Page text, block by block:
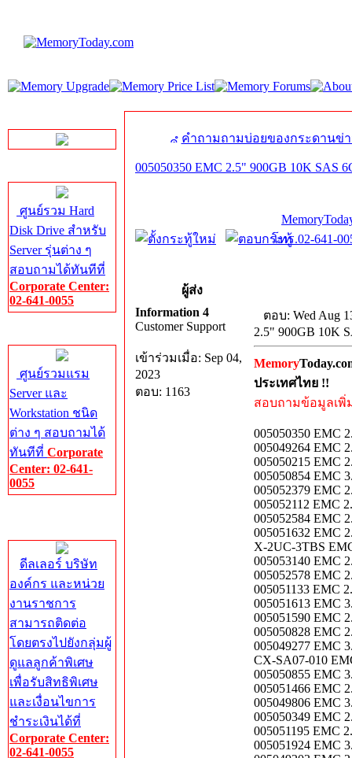
ศูนย์รวม Hard
Disk Drive สำหรับ
Server รุ่นต่าง ๆ
สอบถามได้ทันทีที่
Corporate Center:
02-641-0055
ศูนย์รวมแรม
Server และ
Workstation ชนิด
ต่าง ๆ สอบถามได้
ทันทีที่ Corporate
Center: 02-641-
0055
ดีลเลอร์ บริษัท
องค์กร และหน่วย
งานราชการ
สามารถติดต่อ
โดยตรงไปยังกลุ่มผู้
ดูแลลูกค้าพิเศษ
เพื่อรับสิทธิพิเศษ
และเงื่อนไขการ
ชำระเงินได้ที่
Corporate Center:
02-641-0055
คำถามถามบ่อยของกระดานข่
005050350 EMC 2.5" 900GB 10K SAS
โทร.02-641-
ผู้ส่ง
Information 4
Customer Support
เข้าร่วมเมื่อ: Sep 04,
2023
ตอบ: 1163
ตอบ: Wed Aug
2.5" 900GB 10K
Memory
ประเทศไทย !!
สอบถามข้อมูลเพิ่
005050350 EMC
005049264 EMC
005050215 EMC
005050854 EMC
005052379 EMC
005052112 EMC
005052584 EMC
005051632 EMC
X-2UC-3TBS
005053140 EMC
005052578 EMC
005051133 EMC
005051613 EMC
005051590 EMC
005050828 EMC
005049277 EMC
CX-SA07-010
005050855 EMC
005051466 EMC
005049806 EMC
005050349 EMC
005051195 EMC
005051924 EMC